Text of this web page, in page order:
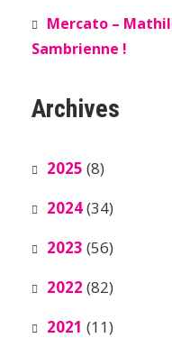
Mercato –
Sambrienne !
Archives
2025 (8)
2024(34)
2023 (56)
2022 (82)
2021 (11)